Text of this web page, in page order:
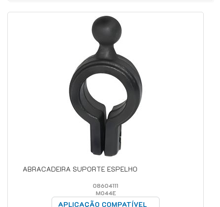
ABRACADEIRA SUPORTE ESPELHO
08604111
M044E
APLICAÇÃO COMPATÍVEL